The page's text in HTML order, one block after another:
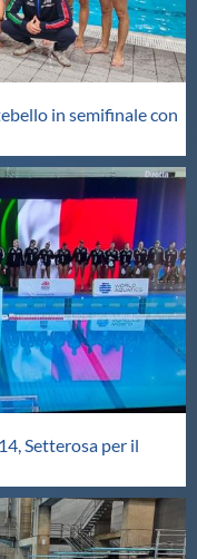
in semifinale con
Setterosa per il